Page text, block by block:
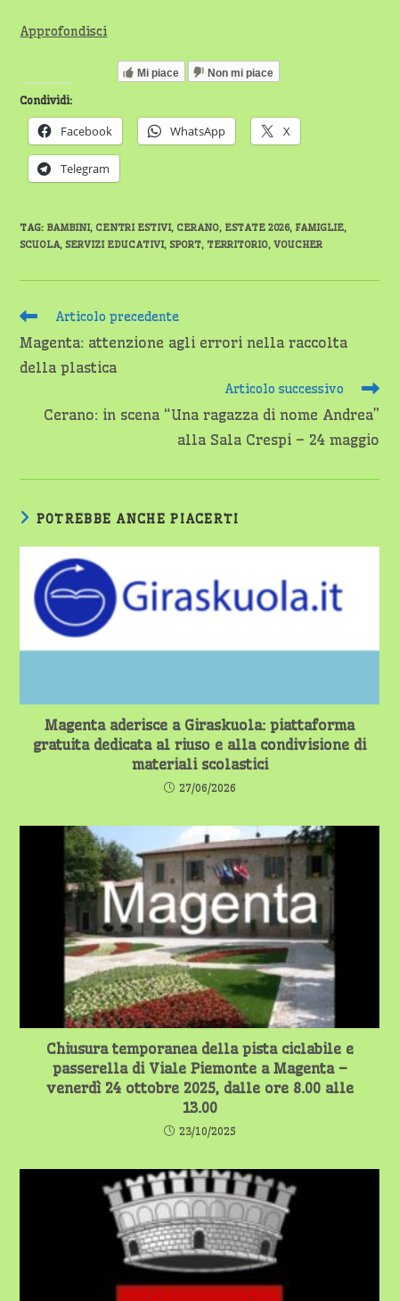
Approfondisci
Mi piace Non mi piace
Condividi:
Facebook WhatsApp X
Telegram
TAG: BAMBINI, CENTRI ESTIVI, CERANO, ESTATE 2026, FAMIGLIE,
SCUOLA, SERVIZI EDUCATIVI, SPORT, TERRITORIO, VOUCHER
Leggi
articoli
Articolo precedente
Magenta: attenzione agli errori nella raccolta
della plastica
Articolo successivo
Cerano: in scena “Una ragazza di nome Andrea”
alla Sala Crespi – 24 maggio
POTREBBE ANCHE PIACERTI
Magenta aderisce a Giraskuola: piattaforma
gratuita dedicata al riuso e alla condivisione di
materiali scolastici
27/06/2026
Chiusura temporanea della pista ciclabile e
passerella di Viale Piemonte a Magenta –
venerdì 24 ottobre 2025, dalle ore 8.00 alle
13.00
23/10/2025